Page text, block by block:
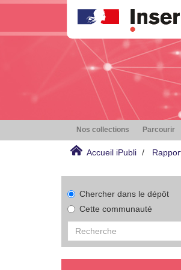
Nos collections Parcourir
Accueil iPubli
Chercher dans le dépôt
Cette communauté